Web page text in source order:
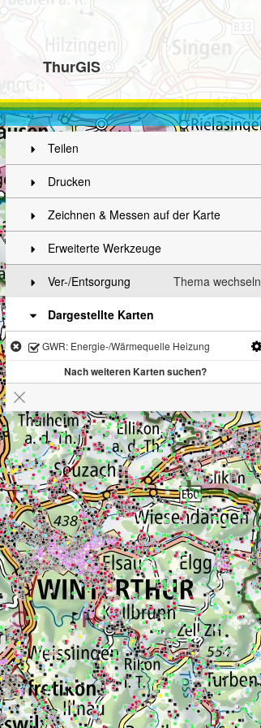
ThurGIS
Teilen
Drucken
Zeichnen & Messen auf der Karte
Erweiterte Werkzeuge
Thema wechseln
Ver-/Entsorgung
Dargestellte Karten
GWR: Energie-/Wärmequelle Heizung
Nach weiteren Karten suchen?